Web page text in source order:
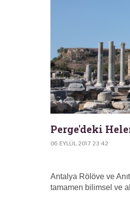
Perge'deki
06 EYLÜL 2017 23:42
Antalya Rölöve ve
tamamen bilimsel ve